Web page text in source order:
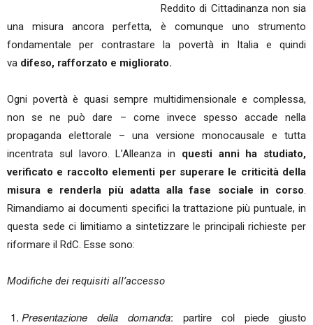
Reddito di Cittadinanza non sia
una misura ancora perfetta, è comunque uno strumento
fondamentale per contrastare la povertà in Italia e quindi
va difeso, rafforzato e migliorato.
Ogni povertà è quasi sempre multidimensionale e complessa,
non se ne può dare – come invece spesso accade nella
propaganda elettorale – una versione monocausale e tutta
incentrata sul lavoro. L’Alleanza in questi anni ha studiato,
verificato e raccolto elementi per superare le criticità della
misura e renderla più adatta alla fase sociale in corso.
Rimandiamo ai documenti specifici la trattazione più puntuale, in
questa sede ci limitiamo a sintetizzare le principali richieste per
riformare il RdC. Esse sono:
Modifiche dei requisiti all’accesso
Presentazione della domanda: partire col piede giusto